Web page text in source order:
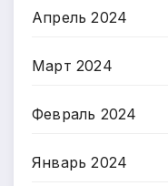
Апрель 2024
Март 2024
Февраль 2024
Январь 2024